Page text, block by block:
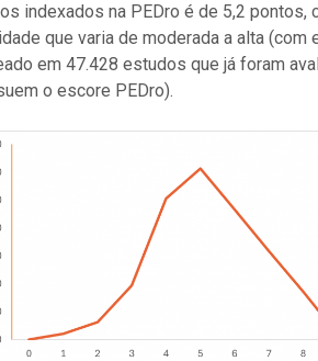
indexados na PEDro é de 5,2
que varia de moderada a alta
em 47.428 estudos que já foram
o escore PEDro).